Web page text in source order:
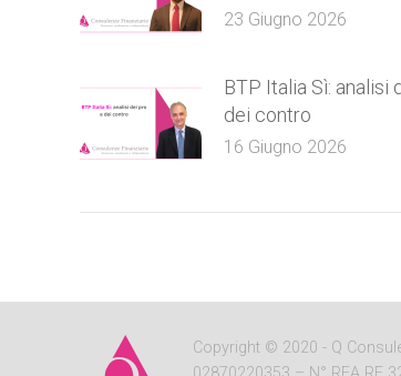
23 Giugno 2026
BTP Italia Sì: analisi
dei contro
16 Giugno 2026
Copyright © 2020 - Q